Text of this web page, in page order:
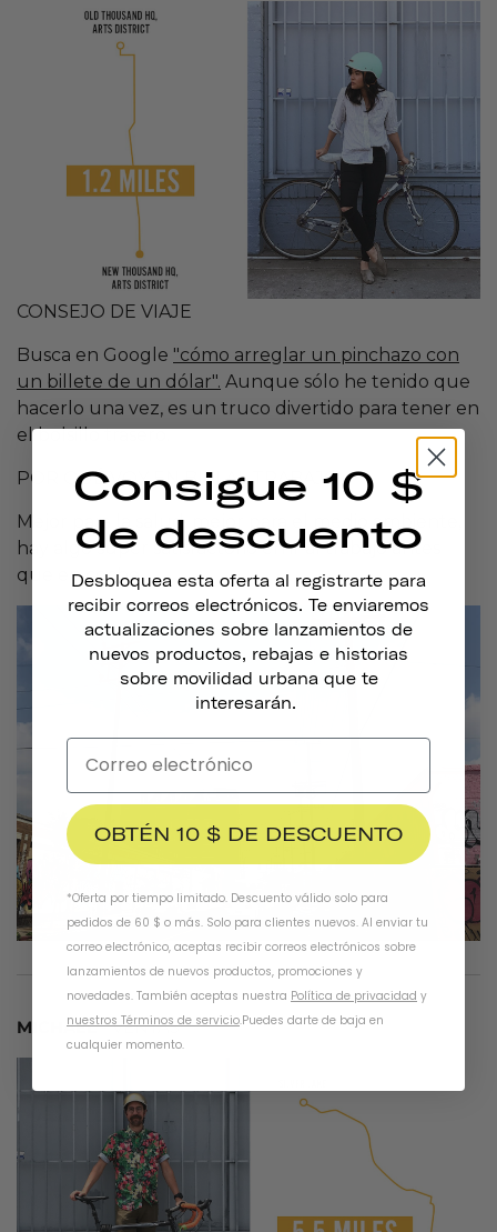
CONSEJO DE VIAJE
Busca en Google "cómo arreglar un pinchazo con
un billete de un dólar". Aunque sólo he tenido que
hacerlo una vez, es un truco divertido para tener en
el bolsillo trasero.
POR QUÉ VOY EN BICI AL TRABAJO
Mejor para la salud, mejor para
el medio ambiente,
hay algo súper satisfactorio en ir al trabajo antes
que en coche.
MICHAEL- VENTAS
Consigue 10 $
de descuento
Desbloquea esta oferta al registrarte para
recibir correos electrónicos. Te enviaremos
actualizaciones sobre lanzamientos de
nuevos productos, rebajas e historias
sobre movilidad urbana que te
interesarán.
OBTÉN 10 $ DE DESCUENTO
*Oferta por tiempo limitado. Descuento válido solo para
pedidos de 60 $ o más. Solo para clientes nuevos. Al enviar tu
correo electrónico, aceptas recibir correos electrónicos sobre
lanzamientos de nuevos productos, promociones y
novedades. También aceptas nuestra Política de privacidad y
nuestros Términos de servicio.Puedes darte de baja en
cualquier momento.